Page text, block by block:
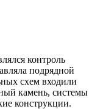
контроль
подрядной
схем входили
камень, системы
конструкции.